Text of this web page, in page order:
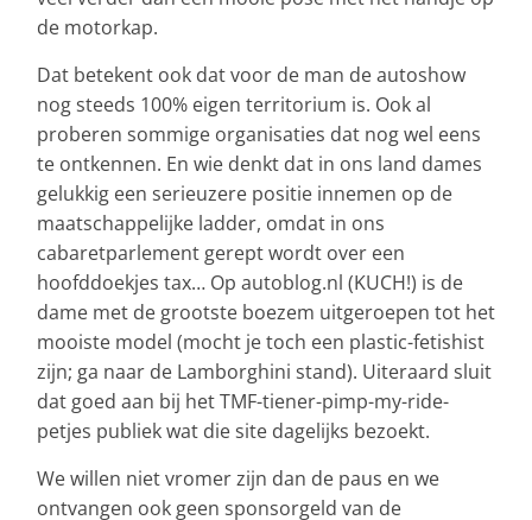
de motorkap.
Dat betekent ook dat voor de man de autoshow
nog steeds 100% eigen territorium is. Ook al
proberen sommige organisaties dat nog wel eens
te ontkennen. En wie denkt dat in ons land dames
gelukkig een serieuzere positie innemen op de
maatschappelijke ladder, omdat in ons
cabaretparlement gerept wordt over een
hoofddoekjes tax… Op autoblog.nl (KUCH!) is de
dame met de grootste boezem uitgeroepen tot het
mooiste model (mocht je toch een plastic-fetishist
zijn; ga naar de Lamborghini stand). Uiteraard sluit
dat goed aan bij het TMF-tiener-pimp-my-ride-
petjes publiek wat die site dagelijks bezoekt.
We willen niet vromer zijn dan de paus en we
ontvangen ook geen sponsorgeld van de